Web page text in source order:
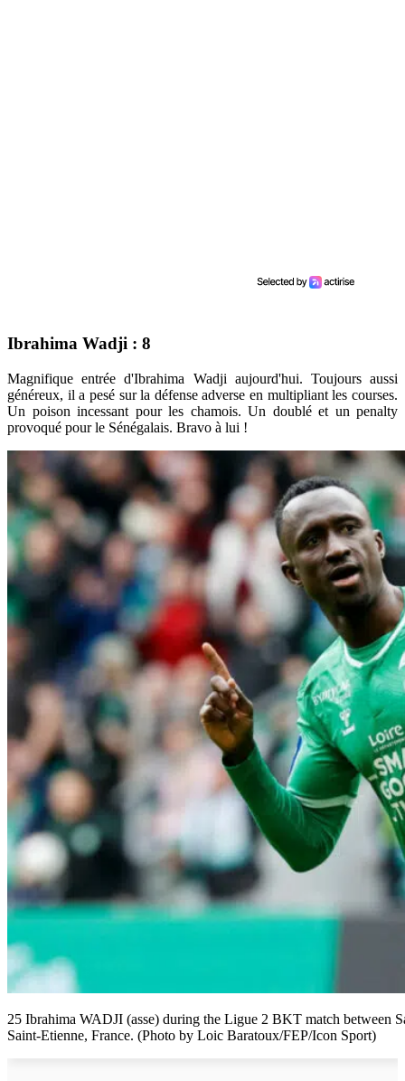
Ibrahima Wadji : 8
Magnifique entrée d'Ibrahima Wadji aujourd'hui. Toujours aussi
généreux, il a pesé sur la défense adverse en multipliant les courses.
Un poison incessant pour les chamois. Un doublé et un penalty
provoqué pour le Sénégalais. Bravo à lui !
25 Ibrahima WADJI (asse) during the Ligue 2 BKT match between
Saint-Etienne, France. (Photo by Loic Baratoux/FEP/Icon Sport)